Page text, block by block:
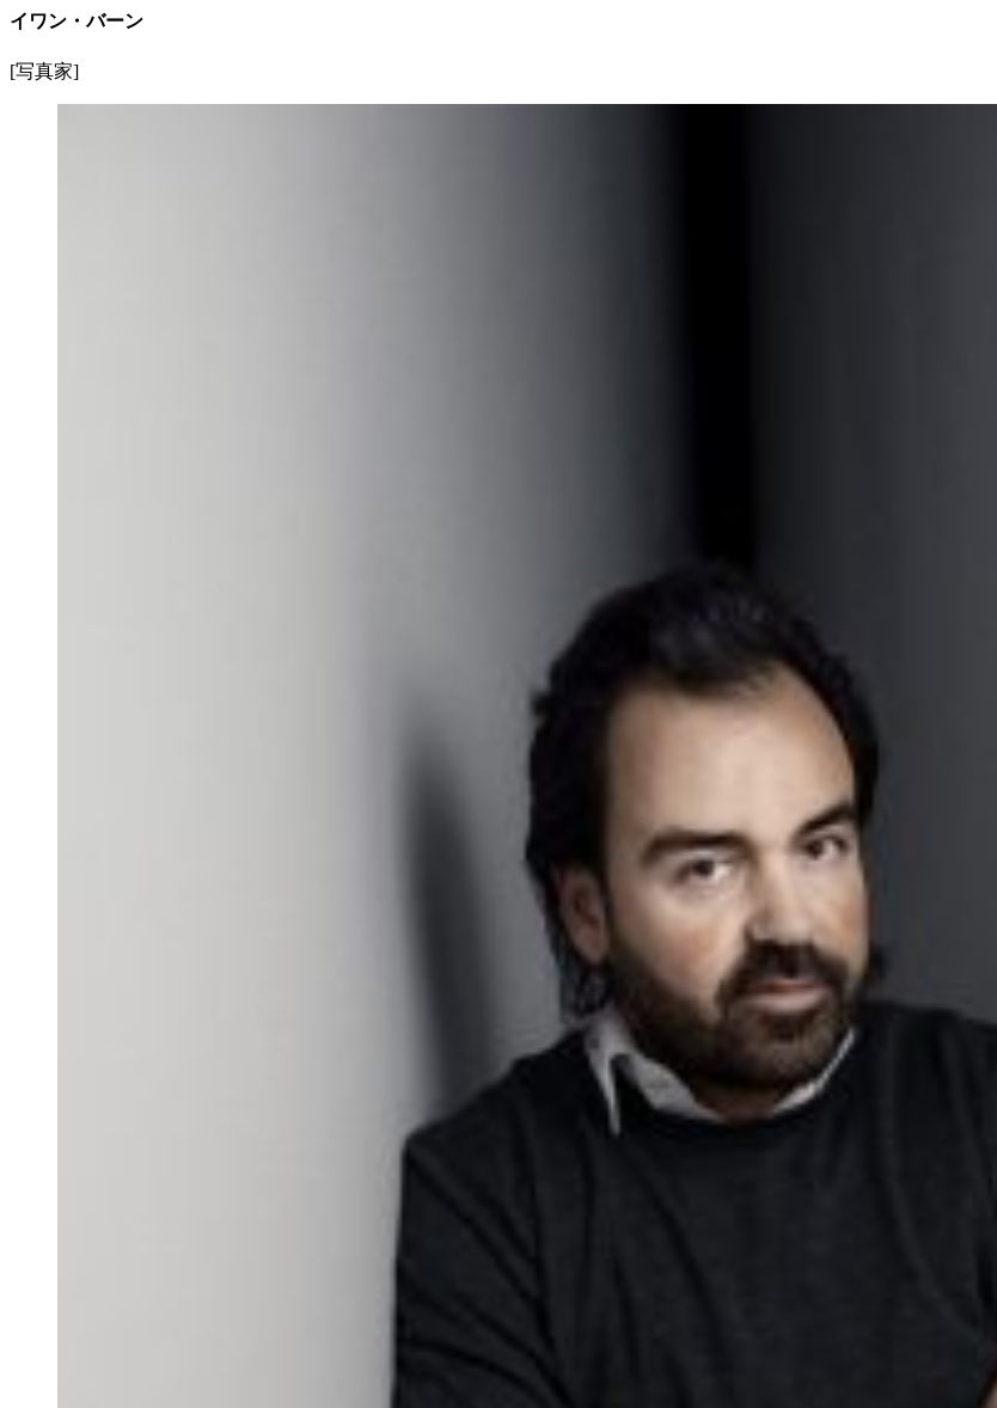
イワン・バーン
[写真家]